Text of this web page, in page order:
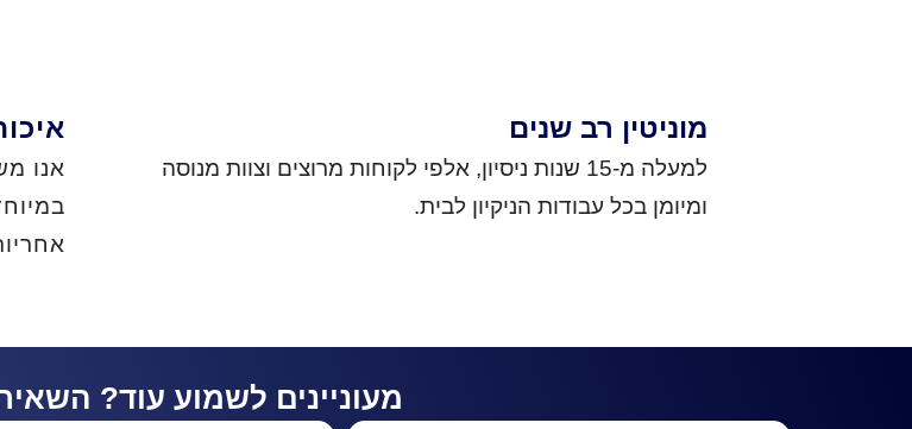
מוניטין רב שנים
למעלה מ-15 שנות ניסיון, אלפי לקוחות מרוצים וצוות מנוסה
ומיומן בכל עבודות הניקיון לבית.
אנו
מעוניינים לשמוע עוד?